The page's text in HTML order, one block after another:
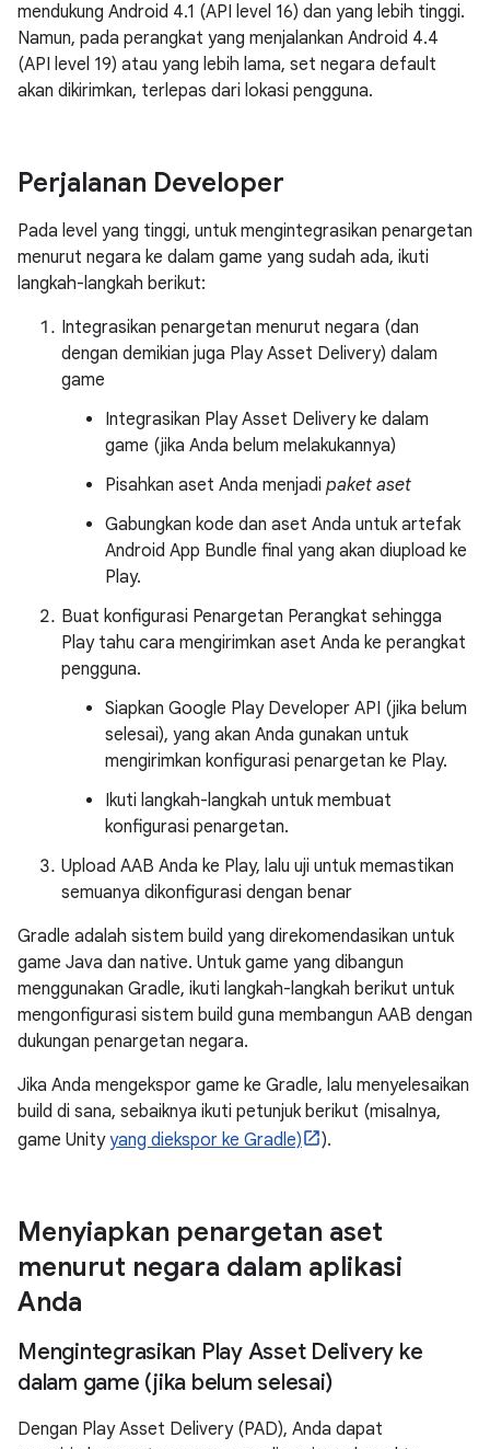
mendukung Android 4.1 (API level 16) dan yang lebih tinggi.
Namun, pada perangkat yang menjalankan Android 4.4
(API level 19) atau yang lebih lama, set negara default
akan dikirimkan, terlepas dari lokasi pengguna.
Perjalanan Developer
Pada level yang tinggi, untuk mengintegrasikan penargetan
menurut negara ke dalam game yang sudah ada, ikuti
langkah-langkah berikut:
Integrasikan penargetan menurut negara (dan
dengan demikian juga Play Asset Delivery) dalam
game
Integrasikan Play Asset Delivery ke dalam
game (jika Anda belum melakukannya)
Pisahkan aset Anda menjadi paket aset
Gabungkan kode dan aset Anda untuk artefak
Android App Bundle final yang akan diupload ke
Play.
Buat konfigurasi Penargetan Perangkat sehingga
Play tahu cara mengirimkan aset Anda ke perangkat
pengguna.
Siapkan Google Play Developer API (jika belum
selesai), yang akan Anda gunakan untuk
mengirimkan konfigurasi penargetan ke Play.
Ikuti langkah-langkah untuk membuat
konfigurasi penargetan.
Upload AAB Anda ke Play, lalu uji untuk memastikan
semuanya dikonfigurasi dengan benar
Gradle adalah sistem build yang direkomendasikan untuk
game Java dan native. Untuk game yang dibangun
menggunakan Gradle, ikuti langkah-langkah berikut untuk
mengonfigurasi sistem build guna membangun AAB dengan
dukungan penargetan negara.
Jika Anda mengekspor game ke Gradle, lalu menyelesaikan
build di sana, sebaiknya ikuti petunjuk berikut (misalnya,
game Unityyang diekspor ke Gradle) ).
Menyiapkan penargetan aset
menurut negara dalam aplikasi
Anda
Mengintegrasikan Play Asset Delivery ke
dalam game (jika belum selesai)
Dengan Play Asset Delivery (PAD), Anda dapat